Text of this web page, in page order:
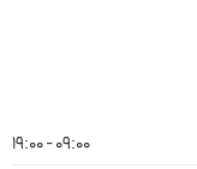
09:00 - 19:00